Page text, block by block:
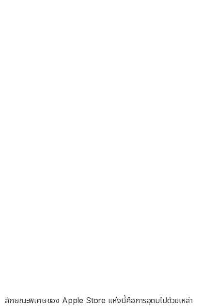
ลักษณะพิเศษของ Apple Store แห่งนี้คือการอุดมไปด้วยเหล่า